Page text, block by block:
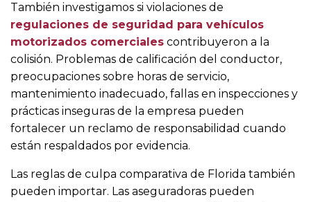
También investigamos si violaciones de
regulaciones de seguridad para vehículos
motorizados comerciales contribuyeron a la
colisión. Problemas de calificación del conductor,
preocupaciones sobre horas de servicio,
mantenimiento inadecuado, fallas en inspecciones y
prácticas inseguras de la empresa pueden
fortalecer un reclamo de responsabilidad cuando
están respaldados por evidencia.
Las reglas de culpa comparativa de Florida también
pueden importar. Las aseguradoras pueden